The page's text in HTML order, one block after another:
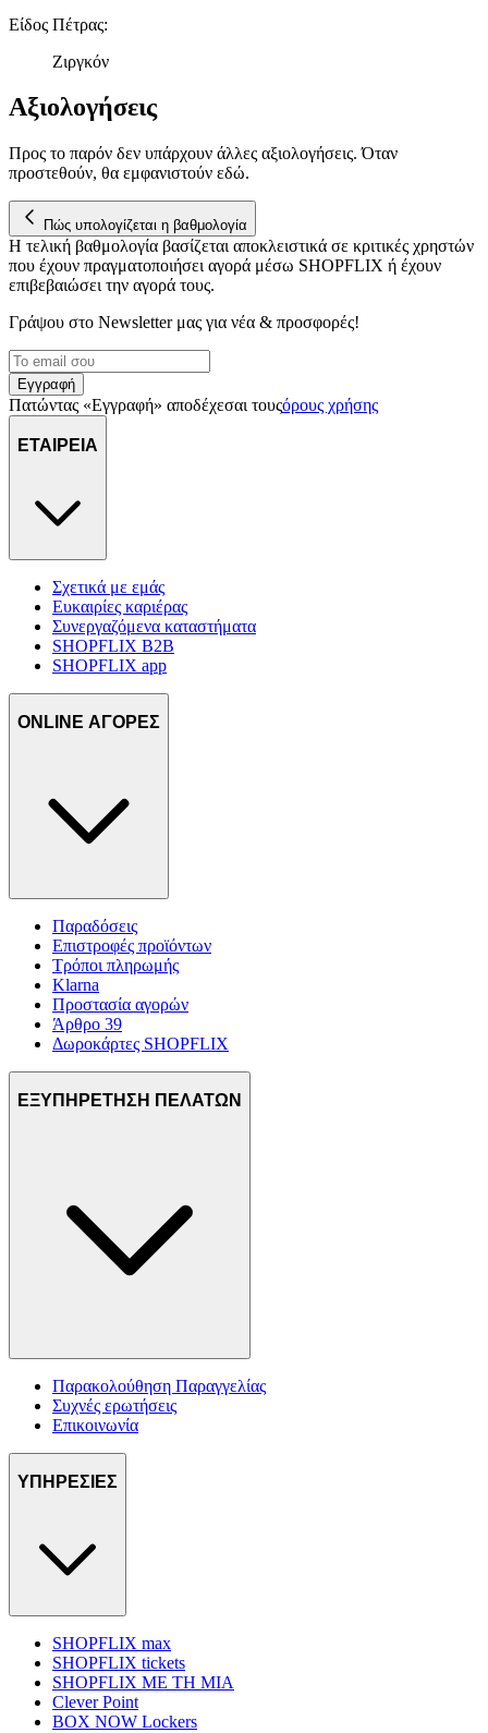
Είδος Πέτρας:
Ζιργκόν
Αξιολογήσεις
Προς το παρόν δεν υπάρχουν άλλες αξιολογήσεις. Όταν
προστεθούν, θα εμφανιστούν εδώ.
Πώς υπολογίζεται η βαθμολογία
Η τελική βαθμολογία βασίζεται αποκλειστικά σε κριτικές χρηστών
που έχουν πραγματοποιήσει αγορά μέσω SHOPFLIX ή έχουν
επιβεβαιώσει την αγορά τους.
Γράψου στο Νewsletter μας για νέα & προσφορές!
Εγγραφή
Πατώντας «Εγγραφή» αποδέχεσαι τουςόρους χρήσης
ΕΤΑΙΡΕΙΑ
Σχετικά με εμάς
Ευκαιρίες καριέρας
Συνεργαζόμενα καταστήματα
SHOPFLIX B2B
SHOPFLIX app
ONLINE ΑΓΟΡΕΣ
Παραδόσεις
Επιστροφές προϊόντων
Τρόποι πληρωμής
Klarna
Προστασία αγορών
Άρθρο 39
Δωροκάρτες SHOPFLIX
ΕΞΥΠΗΡΕΤΗΣΗ ΠΕΛΑΤΩΝ
Παρακολούθηση Παραγγελίας
Συχνές ερωτήσεις
Επικοινωνία
ΥΠΗΡΕΣΙΕΣ
SHOPFLIX max
SHOPFLIX tickets
SHOPFLIX ΜΕ ΤΗ ΜΙΑ
Clever Point
BOX NOW Lockers